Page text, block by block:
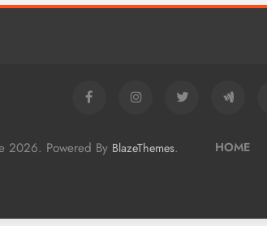
2026. Powered By BlazeThemes. HOME